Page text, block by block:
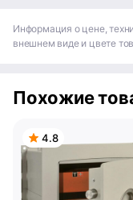
Информация о цене,
внешнем виде и цвете
Похожие
4.8